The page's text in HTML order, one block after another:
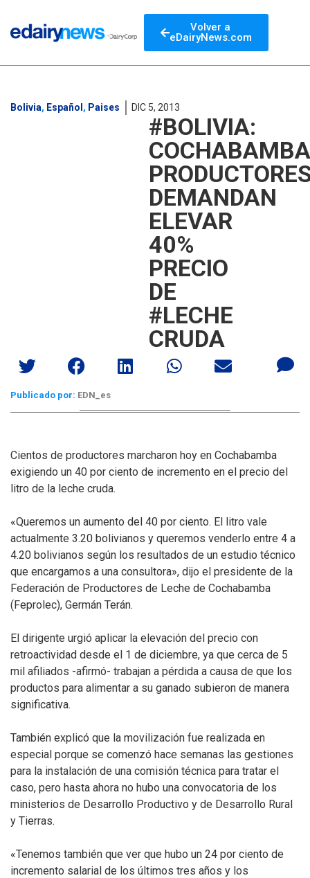
Volver a
eDairyNews.com
Bolivia, Español , Paises DIC 5, 2013
#BOLIVIA:
DEMANDAN
ELEVAR
40%
PRECIO
DE
#LECHE
CRUDA
Publicado por: EDN_es
Cientos de productores marcharon hoy en Cochabamba
exigiendo un 40 por ciento de incremento en el precio del
litro de la leche cruda.
«Queremos un aumento del 40 por ciento. El litro vale
actualmente 3.20 bolivianos y queremos venderlo entre 4 a
4.20 bolivianos según los resultados de un estudio técnico
que encargamos a una consultora», dijo el presidente de la
Federación de Productores de Leche de Cochabamba
(Feprolec), Germán Terán.
El dirigente urgió aplicar la elevación del precio con
retroactividad desde el 1 de diciembre, ya que cerca de 5
mil afiliados -afirmó- trabajan a pérdida a causa de que los
productos para alimentar a su ganado subieron de manera
significativa.
También explicó que la movilización fue realizada en
especial porque se comenzó hace semanas las gestiones
para la instalación de una comisión técnica para tratar el
caso, pero hasta ahora no hubo una convocatoria de los
ministerios de Desarrollo Productivo y de Desarrollo Rural
y Tierras.
«Tenemos también que ver que hubo un 24 por ciento de
incremento salarial de los últimos tres años y los